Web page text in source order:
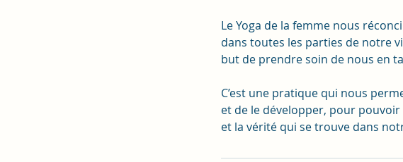
Le Yoga de la femme nous
dans toutes les parties de notre
but de prendre soin de nous en
C’est une pratique qui nous
et de le développer, pour
et la vérité qui se trouve dans